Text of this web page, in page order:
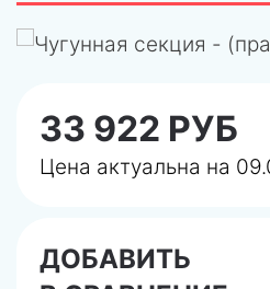
33 922 РУБ
Цена актуальна на
ДОБАВИТЬ